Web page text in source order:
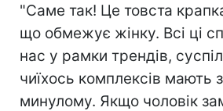
"Саме так! Це товста
що обмежує жінку. Всі ці
нас у рамки трендів,
чиїхось комплексів мають
минулому. Якщо чоловік